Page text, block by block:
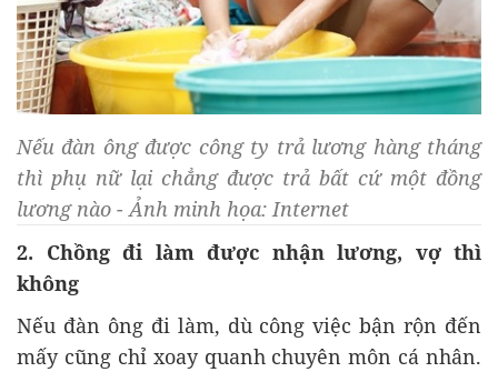
Nếu đàn ông được công ty trả lương hàng tháng
thì phụ nữ lại chẳng được trả bất cứ một đồng
lương nào - Ảnh minh họa: Internet
2. Chồng đi làm được nhận lương, vợ thì
không
Nếu đàn ông đi làm, dù công việc bận rộn đến
mấy cũng chỉ xoay quanh chuyên môn cá nhân.